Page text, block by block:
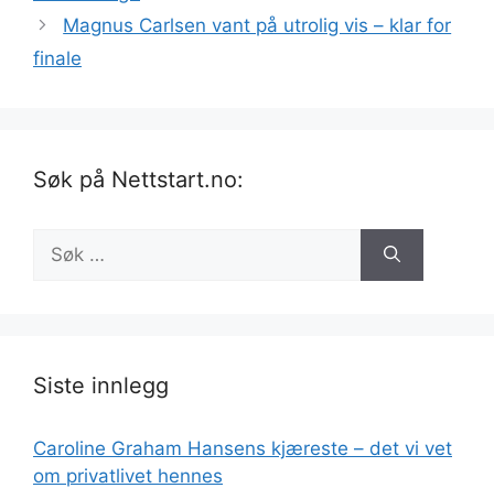
Magnus Carlsen vant på utrolig vis – klar for
finale
Søk på Nettstart.no:
etter:
Siste innlegg
Caroline Graham Hansens kjæreste – det vi vet
om privatlivet hennes